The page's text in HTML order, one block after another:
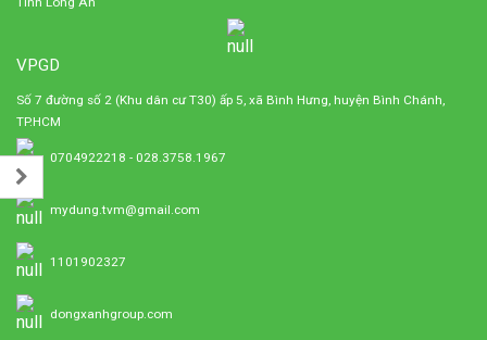
VPGD
Số 7 đường số 2 (Khu dân cư T30) ấp 5, xã Bình Hưng, huyện Bình Chánh,
TP.HCM
0704922218 - 028.3758.1967
mydung.tvm@gmail.com
1101902327
dongxanhgroup.com